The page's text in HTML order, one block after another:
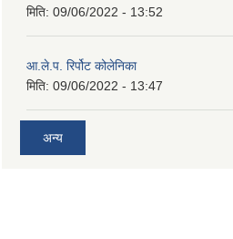
मिति: 09/06/2022 - 13:52
आ.ले.प. रिर्पोट कोलेनिका
मिति: 09/06/2022 - 13:47
अन्य